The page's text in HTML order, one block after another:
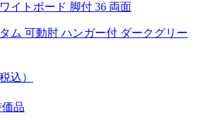
イトボード 脚付 36 両面
込）
品